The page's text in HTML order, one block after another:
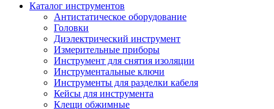
Каталог инструментов
Антистатическое оборудование
Головки
Диэлектрический инструмент
Измерительные приборы
Инструмент для снятия изоляции
Инструментальные ключи
Инструменты для разделки кабеля
Кейсы для инструмента
Клещи обжимные